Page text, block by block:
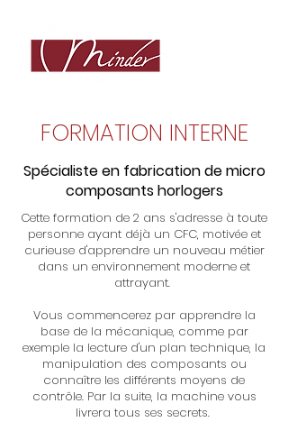
FORMATION INTERNE
Spécialiste en fabrication de micro
composants horlogers
Cette formation de 2 ans s'adresse à toute
personne ayant déjà un CFC, motivée et
curieuse d'apprendre un nouveau métier
dans un environnement moderne et
attrayant.
Vous commencerez par apprendre la
base de la mécanique, comme par
exemple la lecture d'un plan technique, la
manipulation des composants ou
connaître les différents moyens de
contrôle. Par la suite, la machine vous
livrera tous ses secrets.